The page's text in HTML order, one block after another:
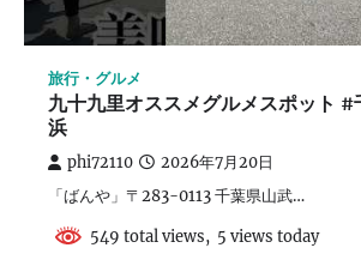
旅行・グルメ
九十九里オススメグルメスポット
浜
phi72110 2026年7月20日
「ばんや」〒283-0113 千葉県山武…
549 total views, 5 views today